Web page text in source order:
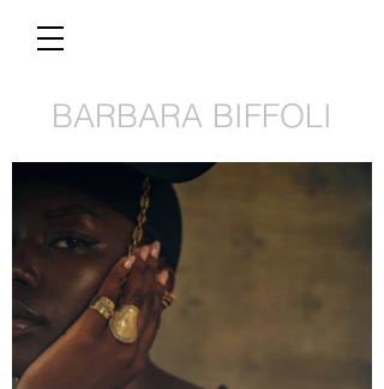
BARBARA BIFFOLI